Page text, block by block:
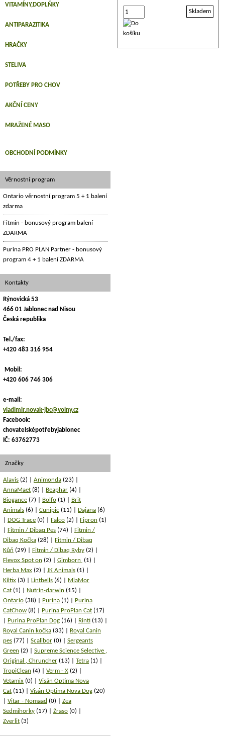
Skladem
VITAMÍNY,DOPLŇKY
ANTIPARAZITIKA
HRAČKY
STELIVA
POTŘEBY PRO CHOV
AKČNÍ CENY
MRAŽENÉ MASO
OBCHODNÍ PODMÍNKY
Věrnostní program
Ontario věrnostní program 5 + 1 balení
zdarma
Fitmin - bonusový program balení
ZDARMA
Purina PRO PLAN Partner - bonusový
program 4 + 1 balení ZDARMA
Kontakty
Rýnovická 53
466 01 Jablonec nad Nisou
Česká republika
Tel./fax:
+420 483 316 954
Mobil:
+420 606 746 306
e-mail:
vladimir.novak-jbc@volny.cz
Facebook:
chovatelsképotřebyjablonec
IČ: 63762773
Značky
Alavis (2) Animonda (23)
AnnaMaet (8) Beaphar (4)
Biogance (7) Bolfo (1)
Brit
Animals (6) Cunipic (11) Dajana (6)
DOG Trace (0) Falco (2) Fipron (1)
Fitmin / Dibaq Pes (74)
Fitmin /
Dibaq Kočka (28)
Fitmin / Dibaq
Kůň (29) Fitmin / Dibaq Ryby (2)
Flevox Spot on (2) Gimborn
(1)
Herba Max (2) JK Animals (1)
Kiltix (3) Lintbells (6)
MiaMor
Cat (1) Nutrin-darwin (15)
Ontario (38) Purina (1)
Purina
CatChow (8) Purina ProPlan Cat (17)
Purina ProPlan Dog (16) Rinti (13)
Royal Canin kočka (33)
Royal Canin
pes (77) Scalibor (0)
Sergeants
Green (2)
Supreme Science Selective ,
Original , Chruncher (13) Tetra (1)
TropiClean (4) Verm - X (2)
Vetamix (0)
Visán Optima Nova
Cat (11) Visán Optima Nova Dog (20)
Vitar - Nomaad (0)
Zea
Sedmihorky (17) Žraso (0)
Zverlit (3)